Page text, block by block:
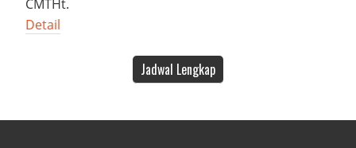
CMTHt.
Detail
Jadwal Lengkap